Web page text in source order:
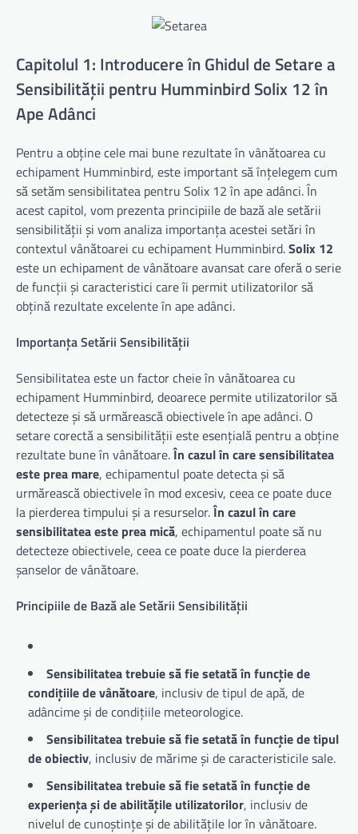
Capitolul 1: Introducere în Ghidul de Setare a
Sensibilității pentru Humminbird Solix 12 în
Ape Adânci
Pentru a obține cele mai bune rezultate în vânătoarea cu
echipament Humminbird, este important să înțelegem cum
să setăm sensibilitatea pentru Solix 12 în ape adânci. În
acest capitol, vom prezenta principiile de bază ale setării
sensibilității și vom analiza importanța acestei setări în
contextul vânătoarei cu echipament Humminbird.Solix 12
este un echipament de vânătoare avansat care oferă o serie
de funcții și caracteristici care îi permit utilizatorilor să
obțină rezultate excelente în ape adânci.
Importanța Setării Sensibilității
Sensibilitatea este un factor cheie în vânătoarea cu
echipament Humminbird, deoarece permite utilizatorilor să
detecteze și să urmărească obiectivele în ape adânci. O
setare corectă a sensibilității este esențială pentru a obține
rezultate bune în vânătoare.În cazul în care sensibilitatea
este prea mare, echipamentul poate detecta și să
urmărească obiectivele în mod excesiv, ceea ce poate duce
la pierderea timpului și a resurselor.În cazul în care
sensibilitatea este prea mică, echipamentul poate să nu
detecteze obiectivele, ceea ce poate duce la pierderea
șanselor de vânătoare.
Principiile de Bază ale Setării Sensibilității
Sensibilitatea trebuie să fie setată în funcție de
condițiile de vânătoare, inclusiv de tipul de apă, de
adâncime și de condițiile meteorologice.
Sensibilitatea trebuie să fie setată în funcție de tipul
de obiectiv, inclusiv de mărime și de caracteristicile sale.
Sensibilitatea trebuie să fie setată în funcție de
experiența și de abilitățile utilizatorilor, inclusiv de
nivelul de cunoștințe și de abilitățile lor în vânătoare.